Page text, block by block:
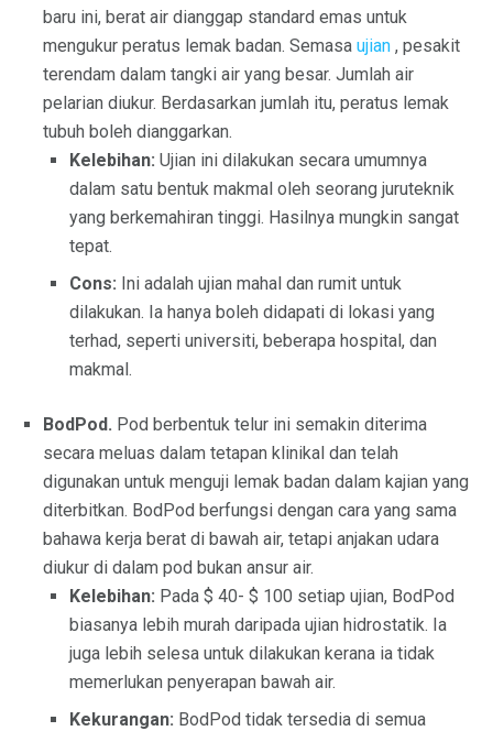
baru ini, berat air dianggap standard emas untuk
mengukur peratus lemak badan. Semasa ujian , pesakit
terendam dalam tangki air yang besar. Jumlah air
pelarian diukur. Berdasarkan jumlah itu, peratus lemak
tubuh boleh dianggarkan.
Kelebihan: Ujian ini dilakukan secara umumnya
dalam satu bentuk makmal oleh seorang juruteknik
yang berkemahiran tinggi. Hasilnya mungkin sangat
tepat.
Cons: Ini adalah ujian mahal dan rumit untuk
dilakukan. Ia hanya boleh didapati di lokasi yang
terhad, seperti universiti, beberapa hospital, dan
makmal.
BodPod. Pod berbentuk telur ini semakin diterima
secara meluas dalam tetapan klinikal dan telah
digunakan untuk menguji lemak badan dalam kajian yang
diterbitkan. BodPod berfungsi dengan cara yang sama
bahawa kerja berat di bawah air, tetapi anjakan udara
diukur di dalam pod bukan ansur air.
Kelebihan: Pada $ 40- $ 100 setiap ujian, BodPod
biasanya lebih murah daripada ujian hidrostatik. Ia
juga lebih selesa untuk dilakukan kerana ia tidak
memerlukan penyerapan bawah air.
Kekurangan: BodPod tidak tersedia di semua